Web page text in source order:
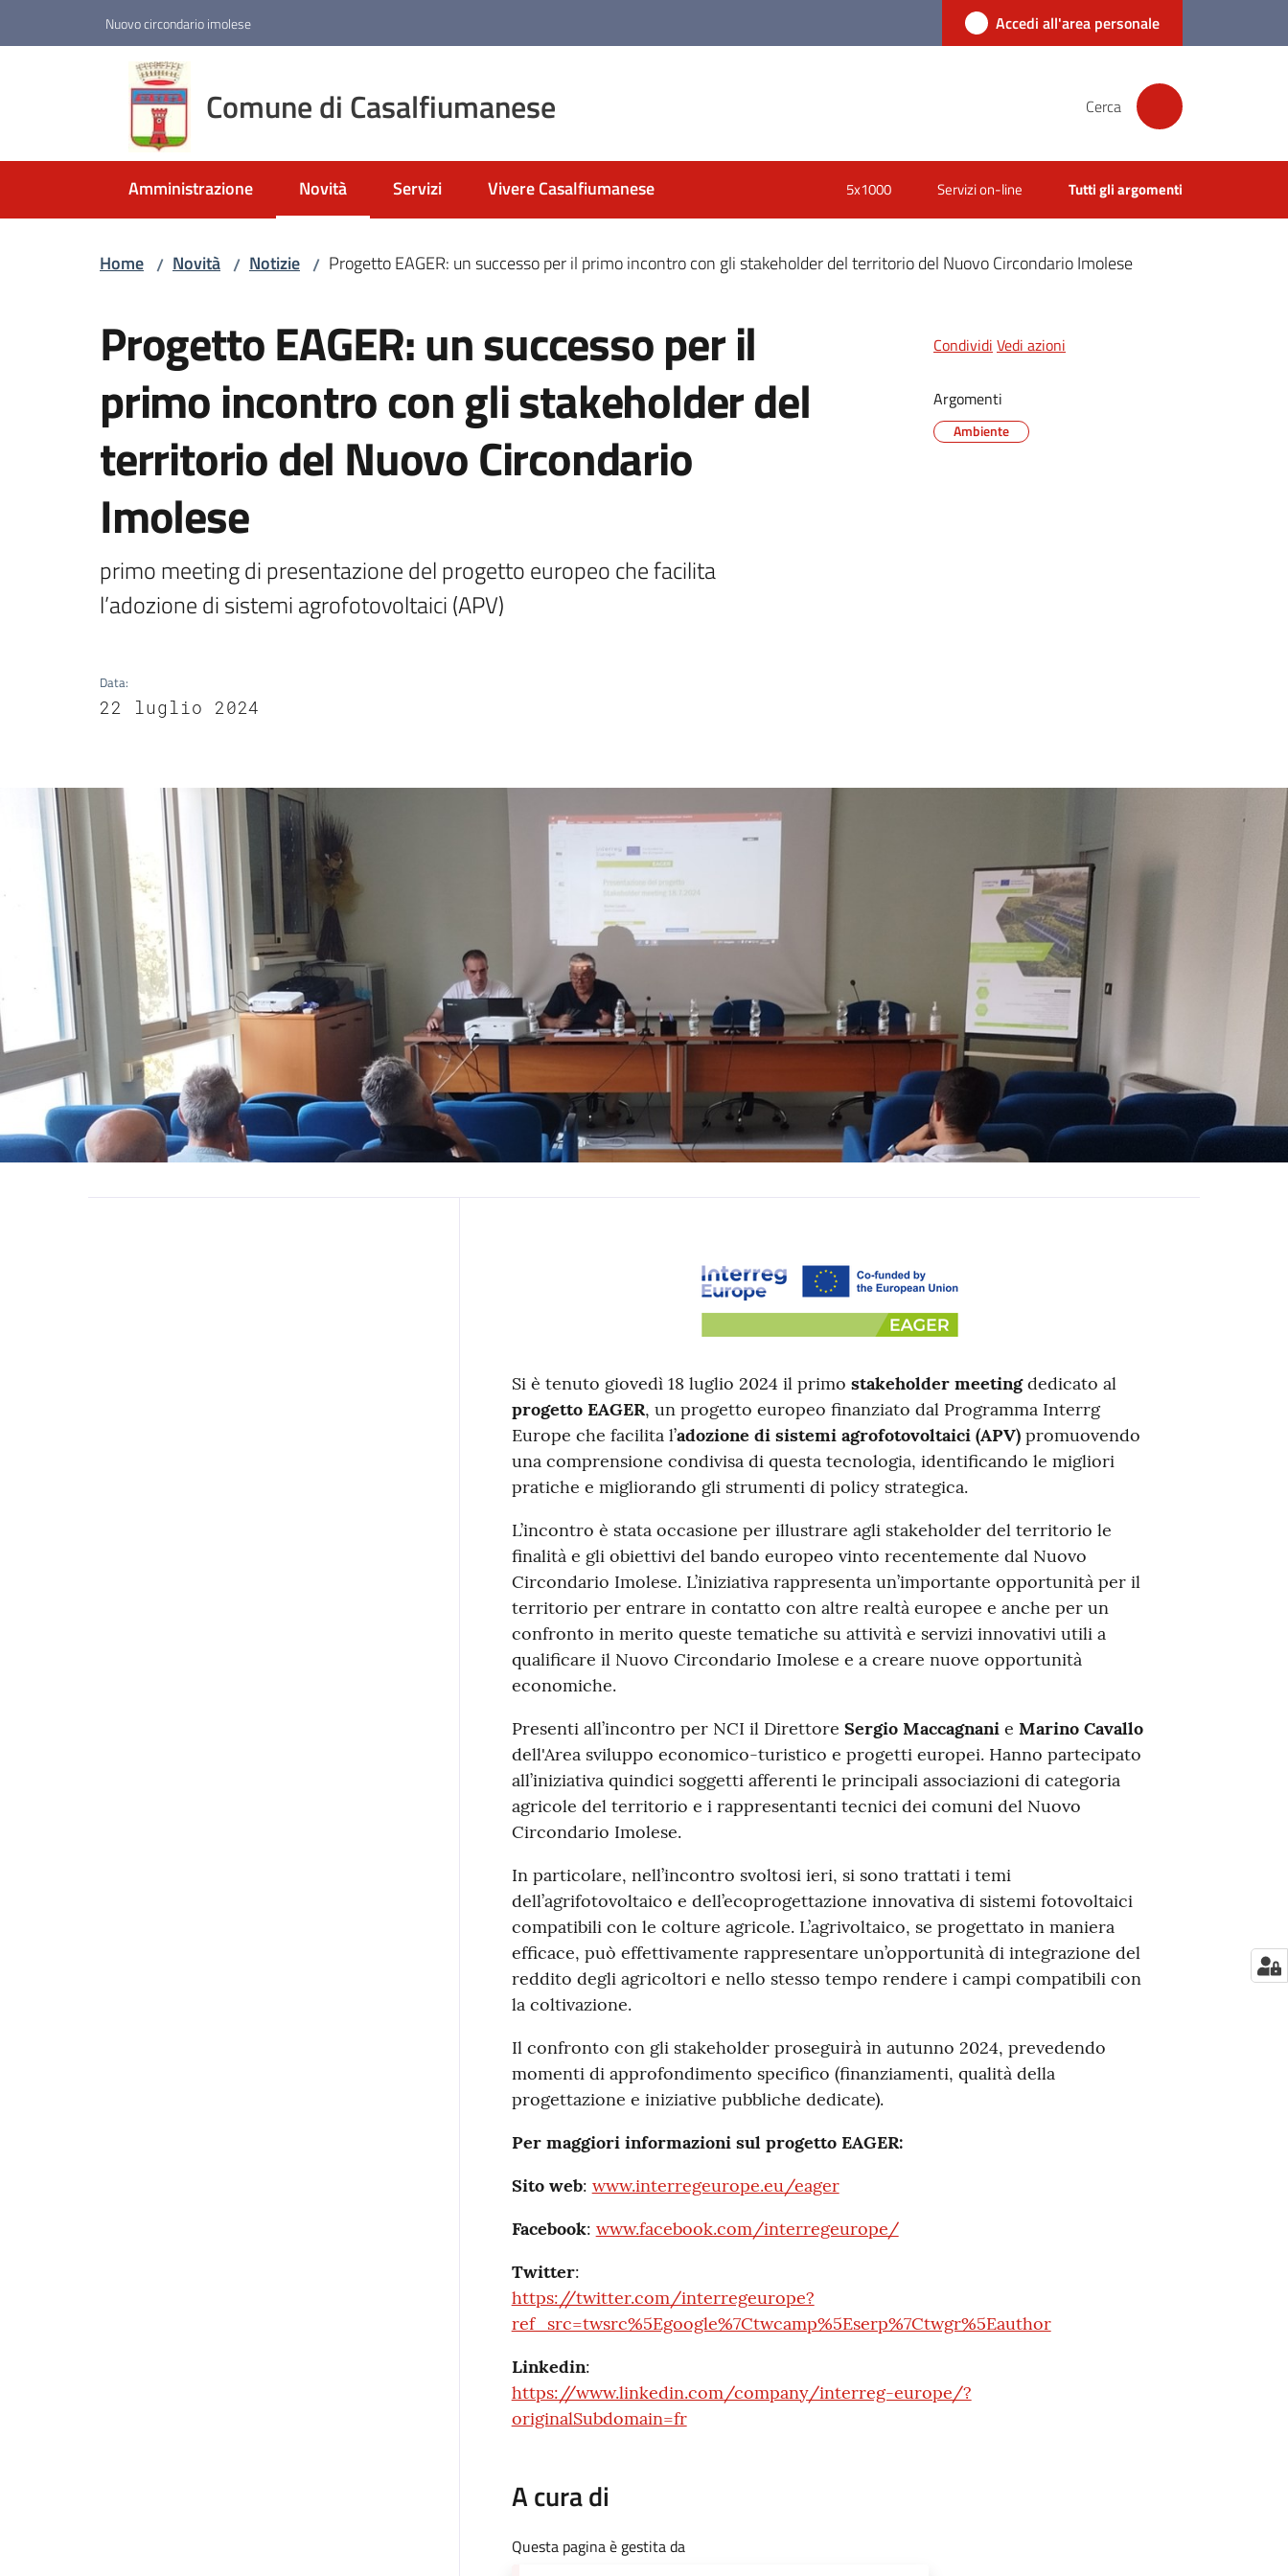
Nuovo circondario imolese Accedi all'area personale
Comune di Casalfiumanese Cerca
Amministrazione Novità
Menu selezionato
Servizi Vivere Casalfiumanese 5x1000 Servizi on-line Tutti gli argomenti
Home / Novità / Notizie / Progetto EAGER: un successo per il primo incontro con gli stakeholder del territorio del Nuovo Circondario Imolese
Progetto EAGER: un successo per il
primo incontro con gli stakeholder del
territorio del Nuovo Circondario
Imolese
primo meeting di presentazione del progetto europeo che facilita
l’adozione di sistemi agrofotovoltaici (APV)
Data:
22 luglio 2024
Condividi Vedi azioni
Argomenti
Ambiente
Si è tenuto giovedì 18 luglio 2024 il primo stakeholder meetingdedicato al
progetto EAGER, un progetto europeo finanziato dal Programma Interrg
Europe che facilita l’adozione di sistemi agrofotovoltaici (APV)promuovendo
una comprensione condivisa di questa tecnologia, identificando le migliori
pratiche e migliorando gli strumenti di policy strategica.
L’incontro è stata occasione per illustrare agli stakeholder del territorio le
finalità e gli obiettivi del bando europeo vinto recentemente dal Nuovo
Circondario Imolese. L’iniziativa rappresenta un’importante opportunità per il
territorio per entrare in contatto con altre realtà europee e anche per un
confronto in merito queste tematiche su attività e servizi innovativi utili a
qualificare il Nuovo Circondario Imolese e a creare nuove opportunità
economiche.
Presenti all’incontro per NCI il Direttore Sergio Maccagnanie Marino Cavallo
dell'Area sviluppo economico-turistico e progetti europei. Hanno partecipato
all’iniziativa quindici soggetti afferenti le principali associazioni di categoria
agricole del territorio e i rappresentanti tecnici dei comuni del Nuovo
Circondario Imolese.
In particolare, nell’incontro svoltosi ieri, si sono trattati i temi
dell’agrifotovoltaico e dell’ecoprogettazione innovativa di sistemi fotovoltaici
compatibili con le colture agricole. L’agrivoltaico, se progettato in maniera
efficace, può effettivamente rappresentare un’opportunità di integrazione del
reddito degli agricoltori e nello stesso tempo rendere i campi compatibili con
la coltivazione.
Il confronto con gli stakeholder proseguirà in autunno 2024, prevedendo
momenti di approfondimento specifico (finanziamenti, qualità della
progettazione e iniziative pubbliche dedicate).
Per maggiori informazioni sul progetto EAGER:
Sito web: www.interregeurope.eu/eager
Facebook: www.facebook.com/interregeurope/
Twitter:
https://twitter.com/interregeurope?
ref_src=twsrc%5Egoogle%7Ctwcamp%5Eserp%7Ctwgr%5Eauthor
Linkedin:
https://www.linkedin.com/company/interreg-europe/?
originalSubdomain=fr
A cura di
Questa pagina è gestita da